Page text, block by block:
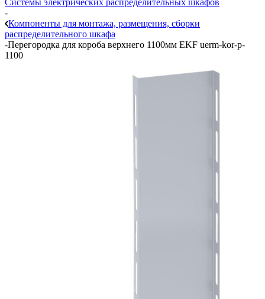
-
Компоненты для монтажа, размещения, сборки
распределительного шкафа
-Перегородка для короба верхнего 1100мм EKF uerm-kor-p-
1100